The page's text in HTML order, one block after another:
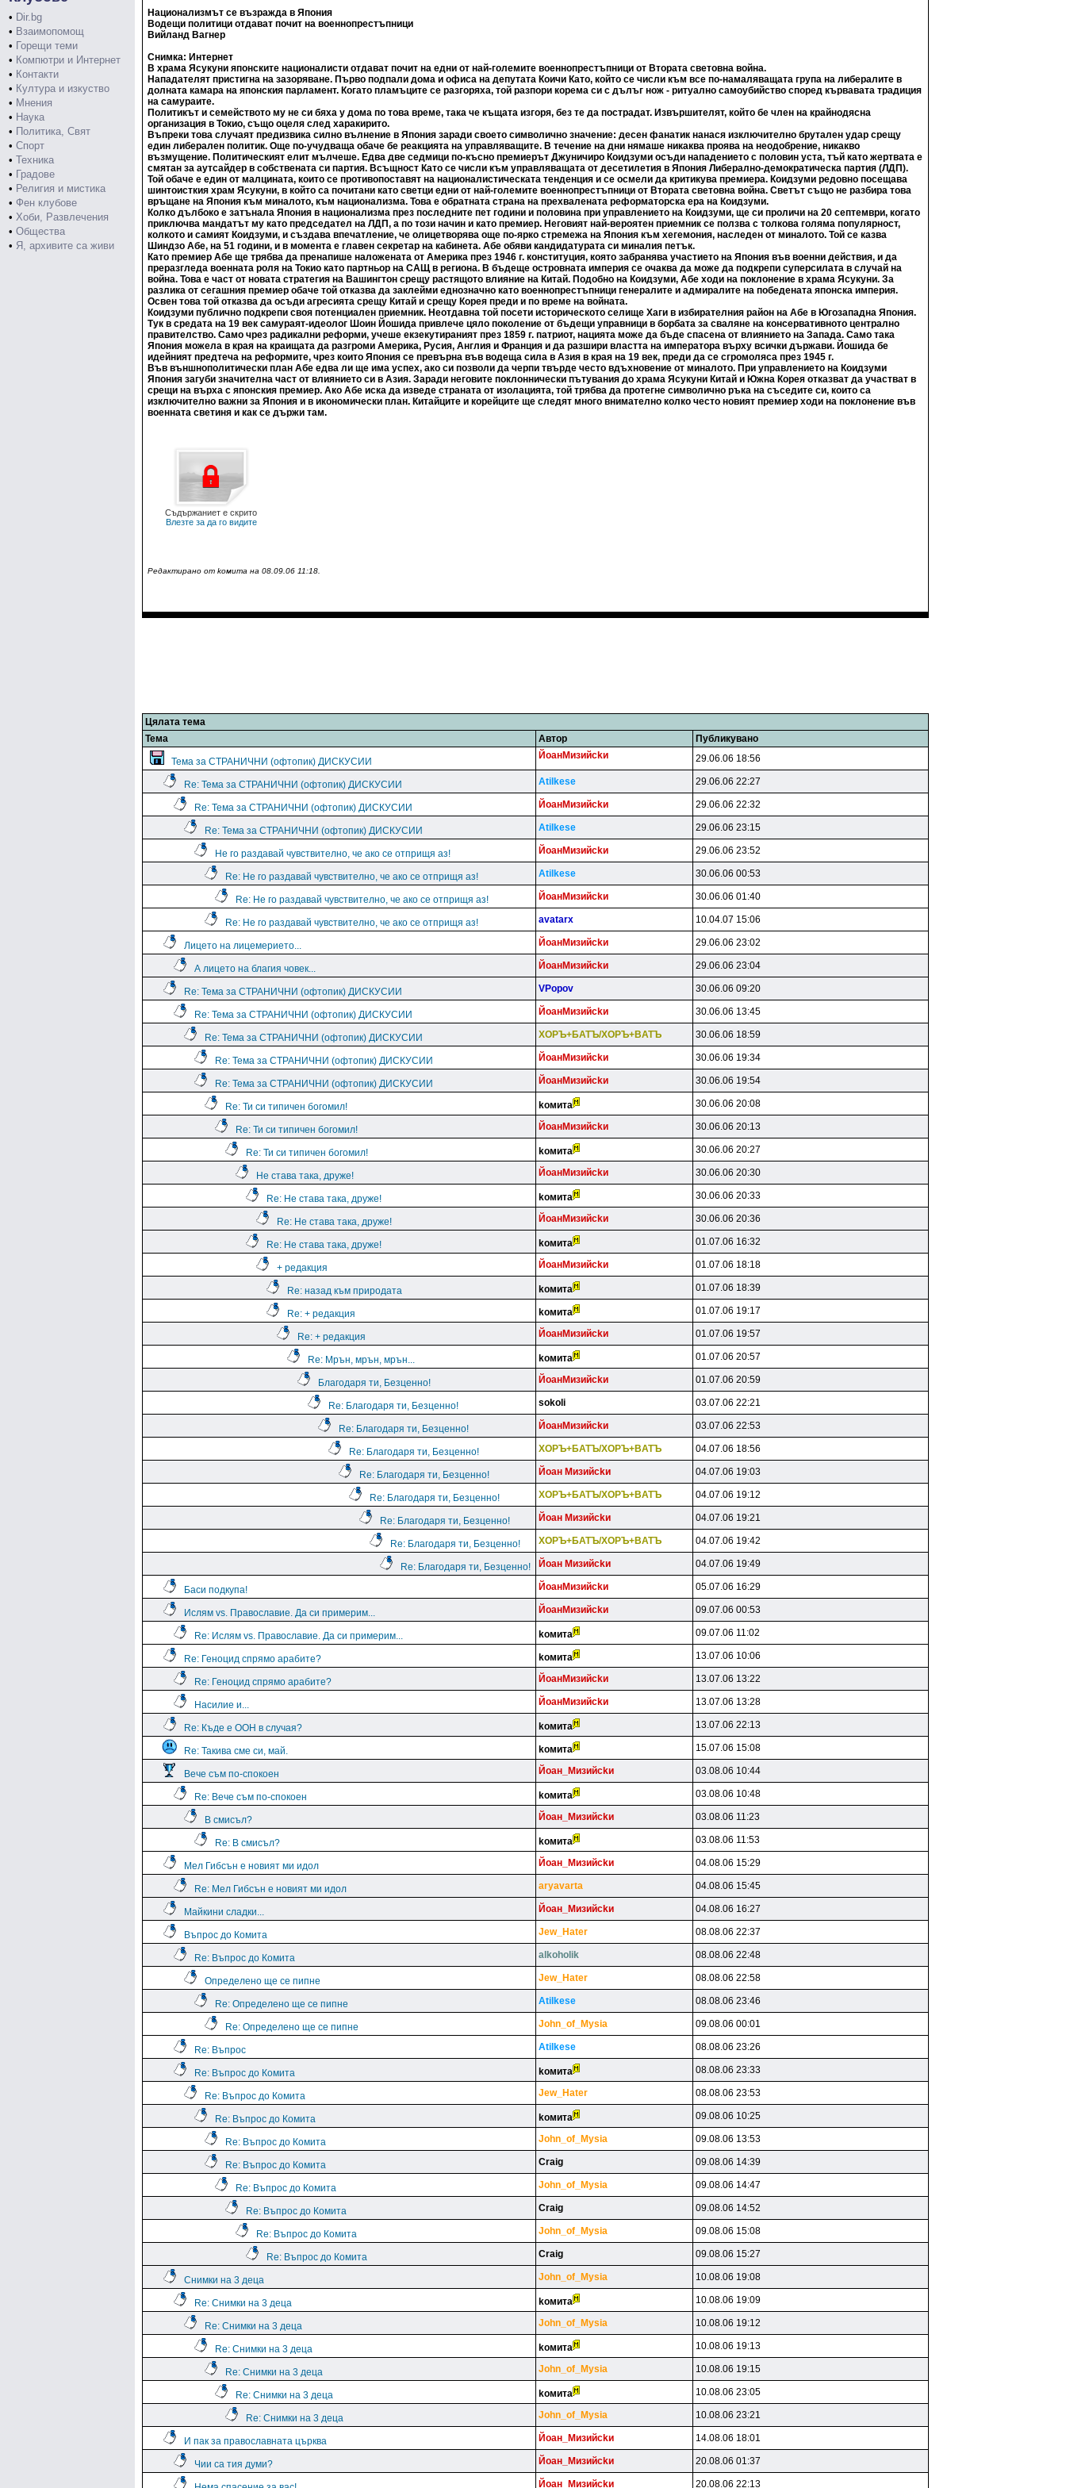
• Dir.bg
• Взаимопомощ
• Горещи теми
• Компютри и Интернет
• Контакти
• Култура и изкуство
• Мнения
• Наука
• Политика, Свят
• Спорт
• Техника
• Градове
• Религия и мистика
• Фен клубове
• Хоби, Развлечения
• Общества
• Я, архивите са живи
Национализмът се възражда в Япония
Водещи политици отдават почит на военнопрестъпници
Вийланд Вагнер
Снимка: Интернет
В храма Ясукуни японските националисти отдават почит на едни от най-големите военнопрестъпници от Втората световна война.
Нападателят пристигна на зазоряване. Първо подпали дома и офиса на депутата Коичи Като, който се числи към все по-намаляващата група на либералите в
долната камара на японския парламент. Когато пламъците се разгоряха, той разпори корема си с дълъг нож - ритуално самоубийство според кървавата традиция
на самураите.
Политикът и семейството му не си бяха у дома по това време, така че къщата изгоря, без те да пострадат. Извършителят, който бе член на крайнодясна
организация в Токио, също оцеля след харакирито.
Въпреки това случаят предизвика силно вълнение в Япония заради своето символично значение: десен фанатик нанася изключително брутален удар срещу
един либерален политик. Още по-учудваща обаче бе реакцията на управляващите. В течение на дни нямаше никаква проява на неодобрение, никакво
възмущение. Политическият елит мълчеше. Едва две седмици по-късно премиерът Джуничиро Коидзуми осъди нападението с половин уста, тъй като жертвата е
смятан за аутсайдер в собствената си партия. Всъщност Като се числи към управляващата от десетилетия в Япония Либерално-демократическа партия (ЛДП).
Той обаче е един от малцината, които се противопоставят на националистическата тенденция и се осмели да критикува премиера. Коидзуми редовно посещава
шинтоисткия храм Ясукуни, в който са почитани като светци едни от най-големите военнопрестъпници от Втората световна война. Светът също не разбира това
връщане на Япония към миналото, към национализма. Това е обратната страна на прехвалената реформаторска ера на Коидзуми.
Колко дълбоко е затънала Япония в национализма през последните пет години и половина при управлението на Коидзуми, ще си проличи на 20 септември, когато
приключва мандатът му като председател на ЛДП, а по този начин и като премиер. Неговият най-вероятен приемник се ползва с толкова голяма популярност,
колкото и самият Коидзуми, и създава впечатление, че олицетворява още по-ярко стремежа на Япония към хегемония, наследен от миналото. Той се казва
Шиндзо Абе, на 51 години, и в момента е главен секретар на кабинета. Абе обяви кандидатурата си миналия петък.
Като премиер Абе ще трябва да пренапише наложената от Америка през 1946 г. конституция, която забранява участието на Япония във военни действия, и да
преразгледа военната роля на Токио като партньор на САЩ в региона. В бъдеще островната империя се очаква да може да подкрепи суперсилата в случай на
война. Това е част от новата стратегия на Вашингтон срещу растящото влияние на Китай. Подобно на Коидзуми, Абе ходи на поклонение в храма Ясукуни. За
разлика от сегашния премиер обаче той отказва да заклейми еднозначно като военнопрестъпници генералите и адмиралите на победената японска империя.
Освен това той отказва да осъди агресията срещу Китай и срещу Корея преди и по време на войната.
Коидзуми публично подкрепи своя потенциален приемник. Неотдавна той посети историческото селище Хаги в избирателния район на Абе в Югозападна Япония.
Тук в средата на 19 век самураят-идеолог Шоин Йошида привлече цяло поколение от бъдещи управници в борбата за сваляне на консервативното централно
правителство. Само чрез радикални реформи, учеше екзекутираният през 1859 г. патриот, нацията може да бъде спасена от влиянието на Запада. Само така
Япония можела в края на краищата да разгроми Америка, Русия, Англия и Франция и да разшири властта на императора върху всички държави. Йошида бе
идейният предтеча на реформите, чрез които Япония се превърна във водеща сила в Азия в края на 19 век, преди да се сгромоляса през 1945 г.
Във външнополитически план Абе едва ли ще има успех, ако си позволи да черпи твърде често вдъхновение от миналото. При управлението на Коидзуми
Япония загуби значителна част от влиянието си в Азия. Заради неговите поклоннически пътувания до храма Ясукуни Китай и Южна Корея отказват да участват в
срещи на върха с японския премиер. Ако Абе иска да изведе страната от изолацията, той трябва да протегне символично ръка на съседите си, които са
изключително важни за Япония и в икономически план. Китайците и корейците ще следят много внимателно колко често новият премиер ходи на поклонение във
военната светиня и как се държи там.
Съдържаниет е скрито
Влезте за да го видите
Редактирано от koмитa на 08.09.06 11:18.
Цялата тема
Тема
Автор Публикувано
Тема за СТРАНИЧНИ (офтопик) ДИСКУСИИ
ЙoaнMизийckи 29.06.06 18:56
Re: Тема за СТРАНИЧНИ (офтопик) ДИСКУСИИ Atilkese 29.06.06 22:27
Re: Тема за СТРАНИЧНИ (офтопик) ДИСКУСИИ ЙoaнMизийckи 29.06.06 22:32
Re: Тема за СТРАНИЧНИ (офтопик) ДИСКУСИИ Atilkese 29.06.06 23:15
Не го раздавай чувствително, че ако се отприщя аз! ЙoaнMизийckи 29.06.06 23:52
Re: Не го раздавай чувствително, че ако се отприщя аз! Atilkese 30.06.06 00:53
Re: Не го раздавай чувствително, че ако се отприщя аз! ЙoaнMизийckи 30.06.06 01:40
Re: Не го раздавай чувствително, че ако се отприщя аз! avatarx 10.04.07 15:06
Лицето на лицемерието... ЙoaнMизийckи 29.06.06 23:02
А лицето на благия човек... ЙoaнMизийckи 29.06.06 23:04
Re: Тема за СТРАНИЧНИ (офтопик) ДИСКУСИИ VPopov 30.06.06 09:20
Re: Тема за СТРАНИЧНИ (офтопик) ДИСКУСИИ ЙoaнMизийckи 30.06.06 13:45
Re: Тема за СТРАНИЧНИ (офтопик) ДИСКУСИИ XOPЪ+БATЪ/XOPЪ+BATЪ 30.06.06 18:59
Re: Тема за СТРАНИЧНИ (офтопик) ДИСКУСИИ ЙoaнMизийckи 30.06.06 19:34
Re: Тема за СТРАНИЧНИ (офтопик) ДИСКУСИИ ЙoaнMизийckи 30.06.06 19:54
Re: Ти си типичен богомил! koмитa 30.06.06 20:08
Re: Ти си типичен богомил! ЙoaнMизийckи 30.06.06 20:13
Re: Ти си типичен богомил! koмитa 30.06.06 20:27
Не става така, друже! ЙoaнMизийckи 30.06.06 20:30
Re: Не става така, друже! koмитa 30.06.06 20:33
Re: Не става така, друже! ЙoaнMизийckи 30.06.06 20:36
Re: Не става така, друже! koмитa 01.07.06 16:32
+ редакция ЙoaнMизийckи 01.07.06 18:18
Re: назад към природата koмитa 01.07.06 18:39
Re: + редакция koмитa 01.07.06 19:17
Re: + редакция ЙoaнMизийckи 01.07.06 19:57
Re: Мрън, мрън, мрън... koмитa 01.07.06 20:57
Благодаря ти, Безценно! ЙoaнMизийckи 01.07.06 20:59
Re: Благодаря ти, Безценно! sokoli 03.07.06 22:21
Re: Благодаря ти, Безценно! ЙoaнMизийckи 03.07.06 22:53
Re: Благодаря ти, Безценно! XOPЪ+БATЪ/XOPЪ+BATЪ 04.07.06 18:56
Re: Благодаря ти, Безценно! Йoaн Mизийckи 04.07.06 19:03
Re: Благодаря ти, Безценно! XOPЪ+БATЪ/XOPЪ+BATЪ 04.07.06 19:12
Re: Благодаря ти, Безценно! Йoaн Mизийckи 04.07.06 19:21
Re: Благодаря ти, Безценно! XOPЪ+БATЪ/XOPЪ+BATЪ 04.07.06 19:42
Re: Благодаря ти, Безценно! Йoaн Mизийckи 04.07.06 19:49
Баси подкупа! ЙoaнMизийckи 05.07.06 16:29
Ислям vs. Православие. Да си примерим... ЙoaнMизийckи 09.07.06 00:53
Re: Ислям vs. Православие. Да си примерим... koмитa 09.07.06 11:02
Re: Геноцид спрямо арабите? koмитa 13.07.06 10:06
Re: Геноцид спрямо арабите? ЙoaнMизийckи 13.07.06 13:22
Насилие и... ЙoaнMизийckи 13.07.06 13:28
Re: Къде е ООН в случая? koмитa 13.07.06 22:13
Re: Такива сме си, май. koмитa 15.07.06 15:08
Вече съм по-спокоен Йoaн_Mизийckи 03.08.06 10:44
Re: Вече съм по-спокоен koмитa 03.08.06 10:48
В смисъл? Йoaн_Mизийckи 03.08.06 11:23
Re: В смисъл? koмитa 03.08.06 11:53
Мел Гибсън е новият ми идол Йoaн_Mизийckи 04.08.06 15:29
Re: Мел Гибсън е новият ми идол aryavarta 04.08.06 15:45
Майкини сладки... Йoaн_Mизийckи 04.08.06 16:27
Въпрос до Комита Jew_Hater 08.08.06 22:37
Re: Въпрос до Комита alkoholik 08.08.06 22:48
Определено ще се пипне Jew_Hater 08.08.06 22:58
Re: Определено ще се пипне Atilkese 08.08.06 23:46
Re: Определено ще се пипне John_of_Mysia 09.08.06 00:01
Re: Въпрос Atilkese 08.08.06 23:26
Re: Въпрос до Комита koмитa 08.08.06 23:33
Re: Въпрос до Комита Jew_Hater 08.08.06 23:53
Re: Въпрос до Комита koмитa 09.08.06 10:25
Re: Въпрос до Комита John_of_Mysia 09.08.06 13:53
Re: Въпрос до Комита Craig 09.08.06 14:39
Re: Въпрос до Комита John_of_Mysia 09.08.06 14:47
Re: Въпрос до Комита Craig 09.08.06 14:52
Re: Въпрос до Комита John_of_Mysia 09.08.06 15:08
Re: Въпрос до Комита Craig 09.08.06 15:27
Снимки на 3 деца John_of_Mysia 10.08.06 19:08
Re: Снимки на 3 деца koмитa 10.08.06 19:09
Re: Снимки на 3 деца John_of_Mysia 10.08.06 19:12
Re: Снимки на 3 деца koмитa 10.08.06 19:13
Re: Снимки на 3 деца John_of_Mysia 10.08.06 19:15
Re: Снимки на 3 деца koмитa 10.08.06 23:05
Re: Снимки на 3 деца John_of_Mysia 10.08.06 23:21
И пак за православната църква Йoaн_Mизийckи 14.08.06 18:01
Чии са тия думи? Йoaн_Mизийckи 20.08.06 01:37
Йoaн_Mизийckи 20.08.06 22:13